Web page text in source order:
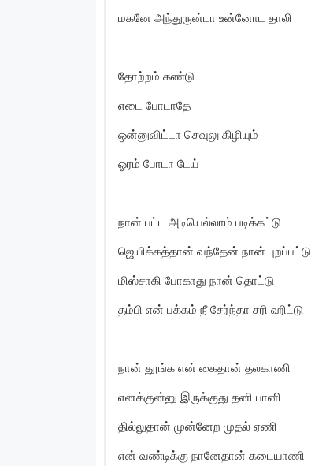
மகனே அந்துருன்டா உன்னோட தாலி
தோற்றம் கண்டு
எடை போடாதே
ஒன்னுவிட்டா செவுலு கிழியும்
ஓரம் போடா டேய்
நான் பட்ட அடியெல்லாம் படிக்கட்டு
ஜெயிக்கத்தான் வந்தேன் நான் புறப்பட்டு
மிஸ்சாகி போகாது நான் தொட்டு
தம்பி என் பக்கம் நீ சேர்ந்தா சரி ஹிட்டு
நான் தூங்க என் கைதான் தலகாணி
எனக்குன்னு இருக்குது தனி பானி
தில்லுதான் முன்னேற முதல் ஏணி
என் வண்டிக்கு நானேதான் கடையாணி